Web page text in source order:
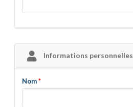
Informations personnelles
Nom